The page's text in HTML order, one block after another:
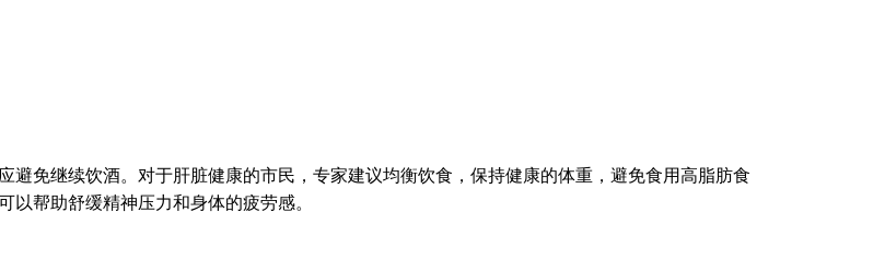
避免继续饮酒。对于肝脏健康的市民，专家建议均衡饮食，保持健康的体重，避免食用高脂肪食
帮助舒缓精神压力和身体的疲劳感。